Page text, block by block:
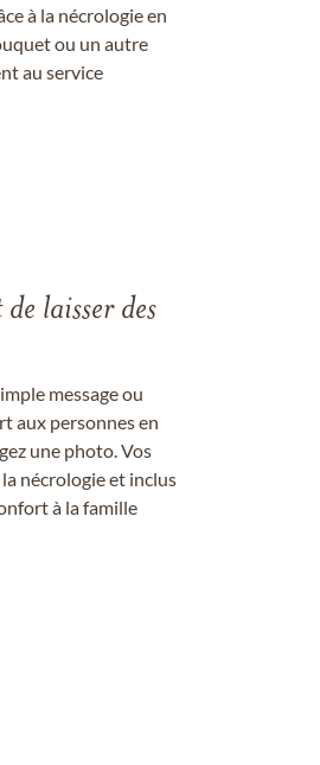
à la nécrologie en
ou un autre
au service
laisser des
message ou
aux personnes en
une photo. Vos
nécrologie et inclus
à la famille